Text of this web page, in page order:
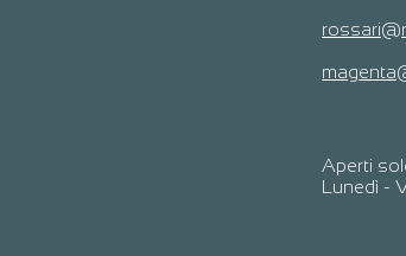
Aperti
Lunedì -